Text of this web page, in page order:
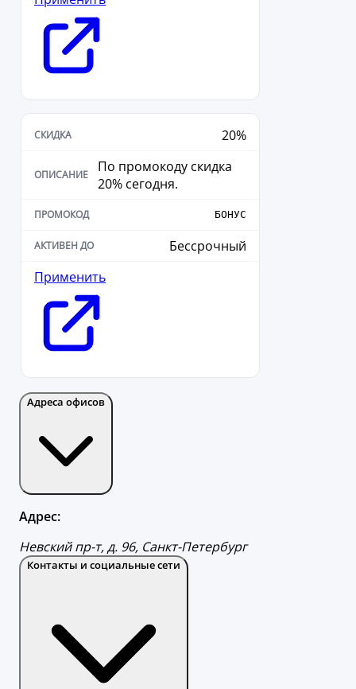
20%
По промокоду скидка
20% сегодня.
БОНУС
Бессрочный
Применить
Адреса офисов
Адрес:
Невский пр-т, д. 96, Санкт-Петербург
Контакты и социальные сети